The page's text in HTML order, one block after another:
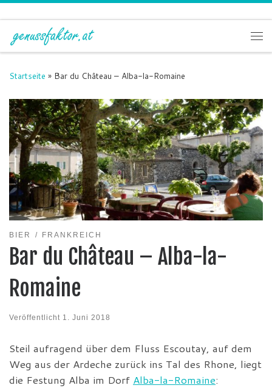
Zum Inhalt springen
Startseite » Bar du Château – Alba-la-Romaine
BIER FRANKREICH
Bar du Château – Alba-la-
Romaine
Veröffentlicht 1. Juni 2018
Steil aufragend über dem Fluss Escoutay, auf dem
Weg aus der Ardeche zurück ins Tal des Rhone, liegt
die Festung Alba im Dorf Alba-la-Romaine: